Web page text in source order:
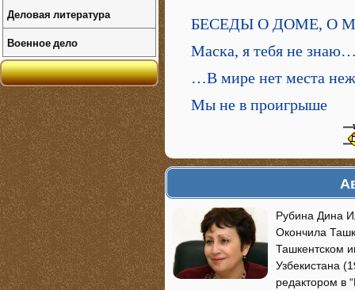
БЕСЕДЫ О ДОМЕ, О
Маска, я тебя не
…В мире нет места
Мы не в проигрыше
Рубина Дина
Окончила
Ташкентском
Узбекистана
редактором в
Деловая литература
Военное дело